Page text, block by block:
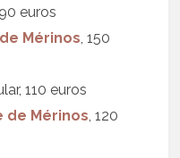
euros
Mérinos, 150
110 euros
de Mérinos, 120